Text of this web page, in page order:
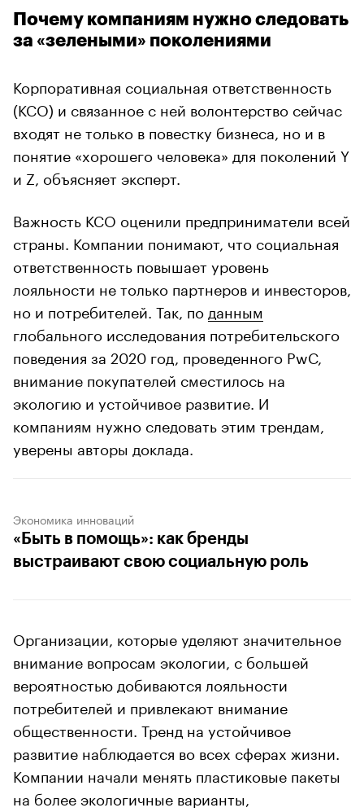
Почему компаниям нужно следовать
за «зелеными» поколениями
Корпоративная социальная ответственность
(КСО) и связанное с ней волонтерство сейчас
входят не только в повестку бизнеса, но и в
понятие «хорошего человека» для поколений Y
и Z, объясняет эксперт.
Важность КСО оценили предприниматели всей
страны. Компании понимают, что социальная
ответственность повышает уровень
лояльности не только партнеров и инвесторов,
но и потребителей. Так, по данным
глобального исследования потребительского
поведения за 2020 год, проведенного PwC,
внимание покупателей сместилось на
экологию и устойчивое развитие. И
компаниям нужно следовать этим трендам,
уверены авторы доклада.
Экономика инноваций
«Быть в помощь»: как бренды
выстраивают свою социальную роль
Организации, которые уделяют значительное
внимание вопросам экологии, с большей
вероятностью добиваются лояльности
потребителей и привлекают внимание
общественности. Тренд на устойчивое
развитие наблюдается во всех сферах жизни.
Компании начали менять пластиковые пакеты
на более экологичные варианты,